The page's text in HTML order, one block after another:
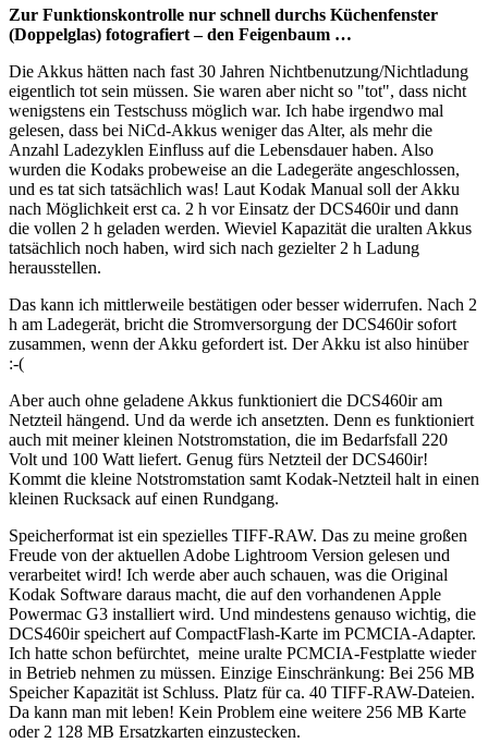
Zur Funktionskontrolle nur schnell durchs Küchenfenster
(Doppelglas) fotografiert – den Feigenbaum …
Die Akkus hätten nach fast 30 Jahren Nichtbenutzung/Nichtladung
eigentlich tot sein müssen. Sie waren aber nicht so "tot", dass nicht
wenigstens ein Testschuss möglich war. Ich habe irgendwo mal
gelesen, dass bei NiCd-Akkus weniger das Alter, als mehr die
Anzahl Ladezyklen Einfluss auf die Lebensdauer haben. Also
wurden die Kodaks probeweise an die Ladegeräte angeschlossen,
und es tat sich tatsächlich was! Laut Kodak Manual soll der Akku
nach Möglichkeit erst ca. 2 h vor Einsatz der DCS460ir und dann
die vollen 2 h geladen werden. Wieviel Kapazität die uralten Akkus
tatsächlich noch haben, wird sich nach gezielter 2 h Ladung
herausstellen.
Das kann ich mittlerweile bestätigen oder besser widerrufen. Nach 2
h am Ladegerät, bricht die Stromversorgung der DCS460ir sofort
zusammen, wenn der Akku gefordert ist. Der Akku ist also hinüber
:-(
Aber auch ohne geladene Akkus funktioniert die DCS460ir am
Netzteil hängend. Und da werde ich ansetzten. Denn es funktioniert
auch mit meiner kleinen Notstromstation, die im Bedarfsfall 220
Volt und 100 Watt liefert. Genug fürs Netzteil der DCS460ir!
Kommt die kleine Notstromstation samt Kodak-Netzteil halt in einen
kleinen Rucksack auf einen Rundgang.
Speicherformat ist ein spezielles TIFF-RAW. Das zu meine großen
Freude von der aktuellen Adobe Lightroom Version gelesen und
verarbeitet wird! Ich werde aber auch schauen, was die Original
Kodak Software daraus macht, die auf den vorhandenen Apple
Powermac G3 installiert wird. Und mindestens genauso wichtig, die
DCS460ir speichert auf CompactFlash-Karte im PCMCIA-Adapter.
Ich hatte schon befürchtet, meine uralte PCMCIA-Festplatte wieder
in Betrieb nehmen zu müssen. Einzige Einschränkung: Bei 256 MB
Speicher Kapazität ist Schluss. Platz für ca. 40 TIFF-RAW-Dateien.
Da kann man mit leben! Kein Problem eine weitere 256 MB Karte
oder 2 128 MB Ersatzkarten einzustecken.